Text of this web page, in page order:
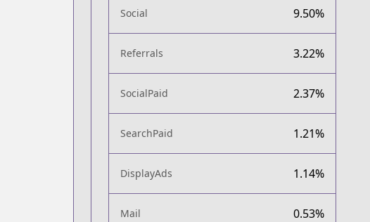
Social 9.50%
Referrals 3.22%
SocialPaid 2.37%
SearchPaid 1.21%
DisplayAds 1.14%
Mail 0.53%